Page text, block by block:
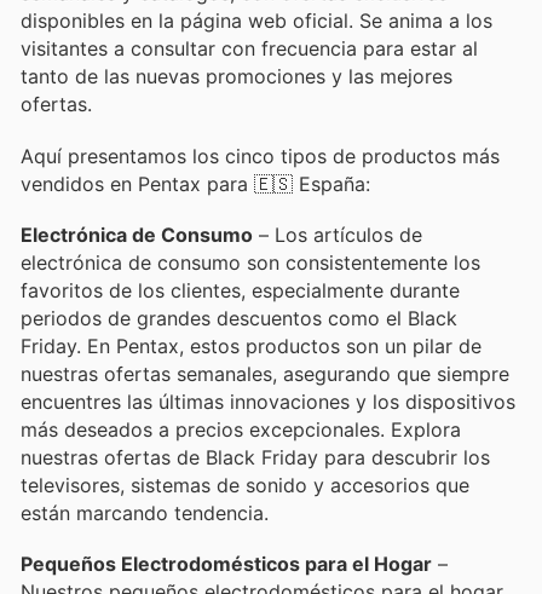
disponibles en la página web oficial. Se anima a los
visitantes a consultar con frecuencia para estar al
tanto de las nuevas promociones y las mejores
ofertas.
Aquí presentamos los cinco tipos de productos más
vendidos en Pentax para 🇪🇸 España:
Electrónica de Consumo – Los artículos de
electrónica de consumo son consistentemente los
favoritos de los clientes, especialmente durante
periodos de grandes descuentos como el Black
Friday. En Pentax, estos productos son un pilar de
nuestras ofertas semanales, asegurando que siempre
encuentres las últimas innovaciones y los dispositivos
más deseados a precios excepcionales. Explora
nuestras ofertas de Black Friday para descubrir los
televisores, sistemas de sonido y accesorios que
están marcando tendencia.
Pequeños Electrodomésticos para el Hogar –